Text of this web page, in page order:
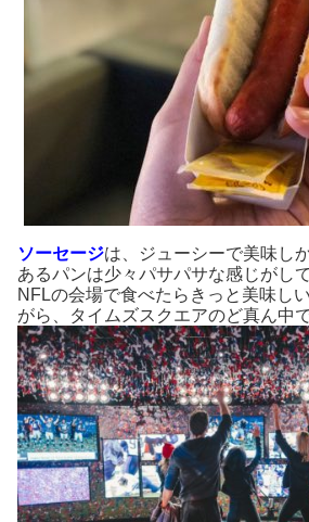
ソーセージは、ジューシーで美味し
あるパンは少々パサパサな感じがし
NFLの会場で食べたらきっと美味し
がら、タイムズスクエアのど真ん中